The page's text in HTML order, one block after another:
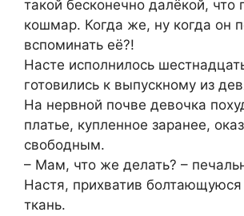
такой бесконечно далёкой, что
кошмар. Когда же, ну когда он
вспоминать её?!
Насте исполнилось
готовились к выпускному из
На нервной почве девочка
платье, купленное заранее,
свободным.
– Мам, что же делать? –
Настя, прихватив болтающуюся
ткань.